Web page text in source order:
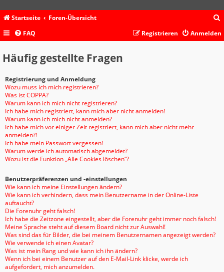
Startseite Foren-Übersicht
c
FAQ Anmelden
Registrieren
Häufig gestellte Fragen
Registrierung und Anmeldung
Wozu muss ich mich registrieren?
Was ist COPPA?
Warum kann ich mich nicht registrieren?
Ich habe mich registriert, kann mich aber nicht anmelden!
Warum kann ich mich nicht anmelden?
Ich habe mich vor einiger Zeit registriert, kann mich aber nicht mehr
anmelden?!
Ich habe mein Passwort vergessen!
Warum werde ich automatisch abgemeldet?
Wozu ist die Funktion „Alle Cookies löschen“?
Benutzerpräferenzen und -einstellungen
Wie kann ich meine Einstellungen ändern?
Wie kann ich verhindern, dass mein Benutzername in der Online-Liste
auftaucht?
Die Forenuhr geht falsch!
Ich habe die Zeitzone eingestellt, aber die Forenuhr geht immer noch falsch!
Meine Sprache steht auf diesem Board nicht zur Auswahl!
Was sind das für Bilder, die bei meinem Benutzernamen angezeigt werden?
Wie verwende ich einen Avatar?
Was ist mein Rang und wie kann ich ihn ändern?
Wenn ich bei einem Benutzer auf den E-Mail-Link klicke, werde ich
aufgefordert, mich anzumelden.